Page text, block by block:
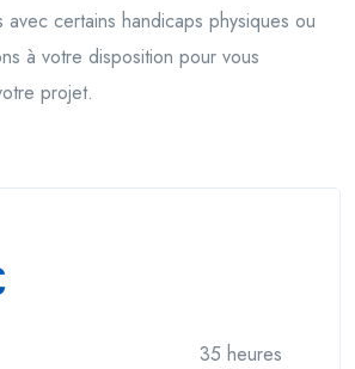
avec certains handicaps physiques ou
à votre disposition pour vous
projet.
35 heures